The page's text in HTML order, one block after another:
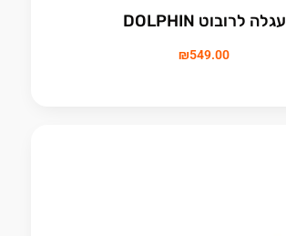
עגלה לרובוט DOLPHIN
₪549.00